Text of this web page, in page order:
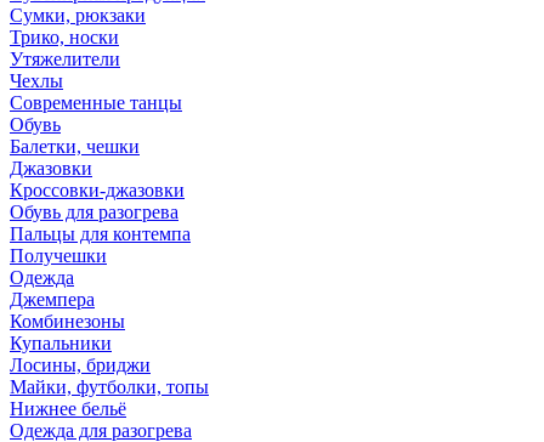
Сумки, рюкзаки
Трико, носки
Утяжелители
Чехлы
Современные танцы
Обувь
Балетки, чешки
Джазовки
Кроссовки-джазовки
Обувь для разогрева
Пальцы для контемпа
Получешки
Одежда
Джемпера
Комбинезоны
Купальники
Лосины, бриджи
Майки, футболки, топы
Нижнее бельё
Одежда для разогрева